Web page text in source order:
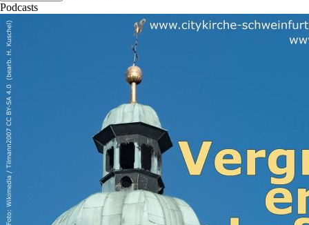
Podcasts